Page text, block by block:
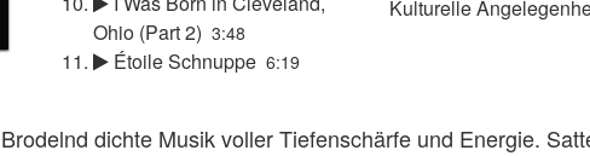
Ohio (Part 2) 3:48
Étoile Schnuppe 6:19
Kulturelle
dichte Musik voller Tiefenschärfe und Energie.